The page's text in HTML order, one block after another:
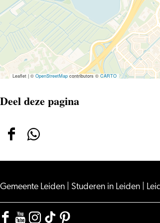
Leaflet |© OpenStreetMapcontributors ©CARTO
Deel deze pagina
Deel
op
Facebook
Deel
op
WhatsApp
Gemeente Leiden Studeren in Leiden